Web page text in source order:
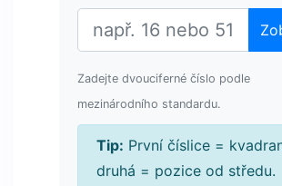
Zadejte dvouciferné číslo podle
mezinárodního standardu.
Tip: První číslice =
druhá = pozice od středu.